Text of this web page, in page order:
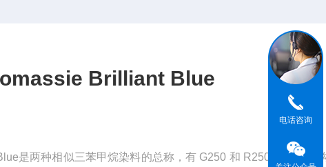
Brilliant Blue
是两种相似三苯甲烷染料的总称，有 G250 和 R250 两种，结
电话咨询